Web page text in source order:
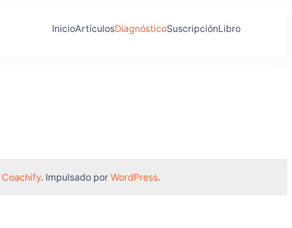
InicioArtículosDiagnósticoSuscripciónLibro
Coachify. Impulsado por WordPress.